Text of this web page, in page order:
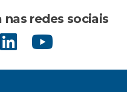
nas redes sociais